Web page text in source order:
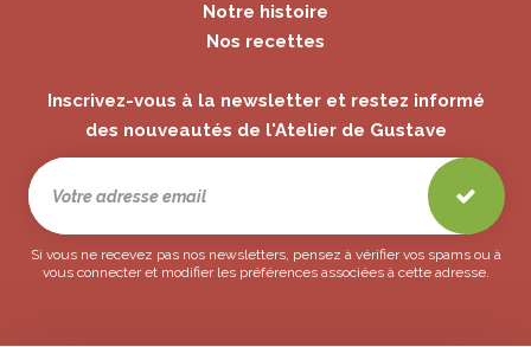
Notre histoire
Nos recettes
Inscrivez-vous à la newsletter et restez informé
des nouveautés de l'Atelier de Gustave
Si vous ne recevez pas nos newsletters, pensez à vérifier vos spams ou à
vous connecter et modifier les préférences associées à cette adresse.